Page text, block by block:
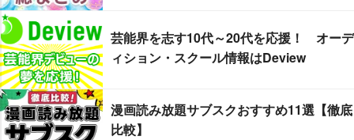
芸能界を志す10代～20代を応援！ オーデ
ィション・スクール情報はDeview
漫画読み放題サブスクおすすめ11選【徹底
比較】